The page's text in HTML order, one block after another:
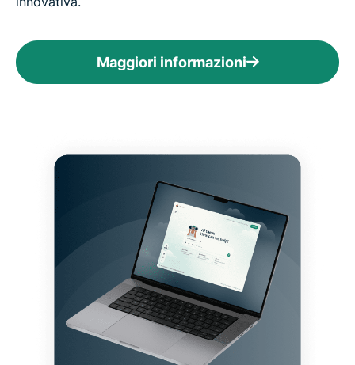
Maggiori informazioni